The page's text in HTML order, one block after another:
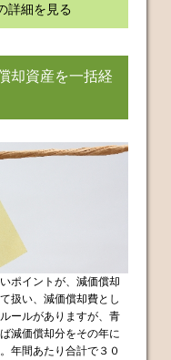
詳細を見る
却資産を一括経
ポイントが、減価償却
扱い、減価償却費とし
ールがありますが、青
減価償却分をその年に
年間あたり合計で３０